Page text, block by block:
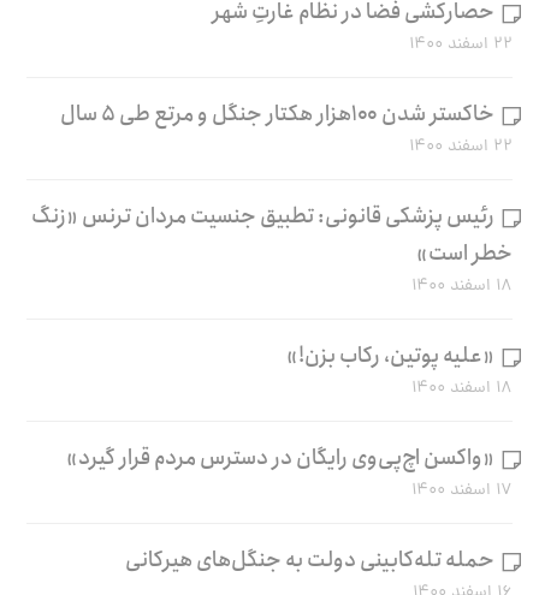
حصارکشی فضا در نظام غارتِ شهر
۲۲ اسفند ۱۴۰۰
خاکستر شدن ۱۰۰هزار هکتار جنگل و مرتع طی ۵ سال
۲۲ اسفند ۱۴۰۰
رئیس پزشکی قانونی: تطبیق جنسیت مردان ترنس «زنگ
خطر است»
۱۸ اسفند ۱۴۰۰
«علیه پوتین، رکاب بزن!»
۱۸ اسفند ۱۴۰۰
«واکسن اچ‌پی‌وی رایگان در دسترس مردم قرار گیرد»
۱۷ اسفند ۱۴۰۰
حمله تله‌کابینی دولت به جنگل‌های هیرکانی